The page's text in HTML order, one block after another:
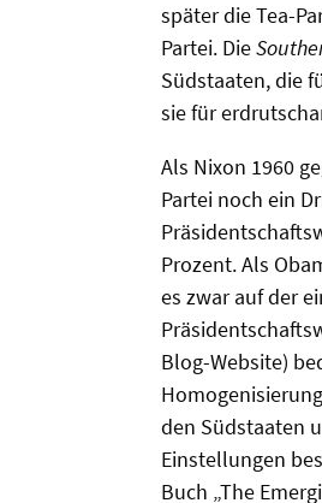
später die Tea-
Partei. Die
Südstaaten, die
sie für
Als Nixon 1960
Partei noch ein
Prozent. Als
es zwar auf der
Blog-Website)
den Südstaaten
Einstellungen
Buch „The